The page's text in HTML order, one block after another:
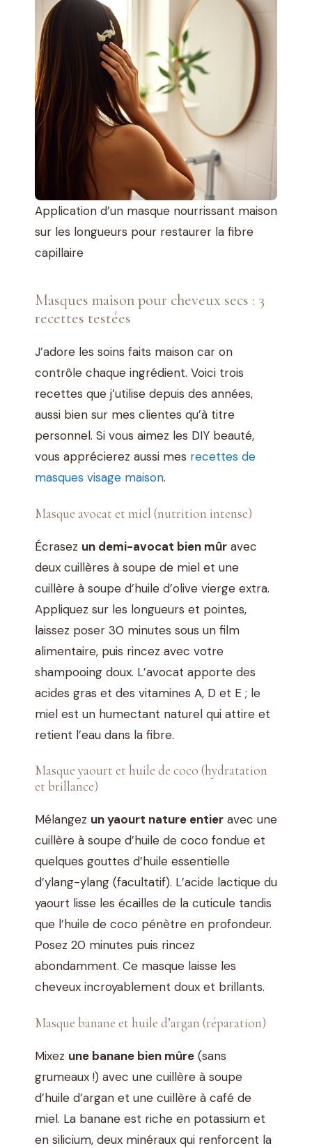
Application d’un masque nourrissant maison
sur les longueurs pour restaurer la fibre
capillaire
Masques maison pour cheveux secs : 3
recettes testées
J’adore les soins faits maison car on
contrôle chaque ingrédient. Voici trois
recettes que j’utilise depuis des années,
aussi bien sur mes clientes qu’à titre
personnel. Si vous aimez les DIY beauté,
vous apprécierez aussi mes recettes de
masques visage maison.
Masque avocat et miel (nutrition intense)
Écrasez un demi-avocat bien mûr avec
deux cuillères à soupe de miel et une
cuillère à soupe d’huile d’olive vierge extra.
Appliquez sur les longueurs et pointes,
laissez poser 30 minutes sous un film
alimentaire, puis rincez avec votre
shampooing doux. L’avocat apporte des
acides gras et des vitamines A, D et E ; le
miel est un humectant naturel qui attire et
retient l’eau dans la fibre.
Masque yaourt et huile de coco (hydratation
et brillance)
Mélangez un yaourt nature entier avec une
cuillère à soupe d’huile de coco fondue et
quelques gouttes d’huile essentielle
d’ylang-ylang (facultatif). L’acide lactique du
yaourt lisse les écailles de la cuticule tandis
que l’huile de coco pénètre en profondeur.
Posez 20 minutes puis rincez
abondamment. Ce masque laisse les
cheveux incroyablement doux et brillants.
Masque banane et huile d’argan (réparation)
Mixez une banane bien mûre (sans
grumeaux !) avec une cuillère à soupe
d’huile d’argan et une cuillère à café de
miel. La banane est riche en potassium et
en silicium, deux minéraux qui renforcent la